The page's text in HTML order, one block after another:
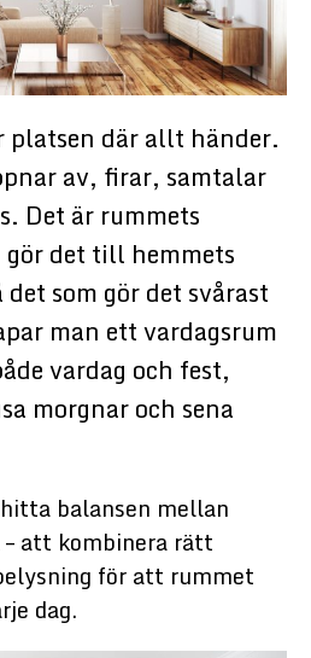
platsen där allt händer.
av, firar, samtalar
Det är rummets
det till hemmets
som gör det svårast
man ett vardagsrum
vardag och fest,
morgnar och sena
balansen mellan
att kombinera rätt
för att rummet
dag.